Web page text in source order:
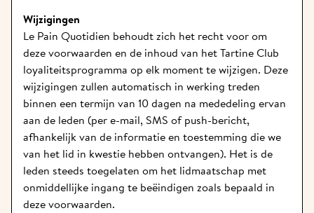
Wijzigingen
Le Pain Quotidien behoudt zich het recht voor om
deze voorwaarden en de inhoud van het Tartine Club
loyaliteitsprogramma op elk moment te wijzigen. Deze
wijzigingen zullen automatisch in werking treden
binnen een termijn van 10 dagen na mededeling ervan
aan de leden (per e-mail, SMS of push-bericht,
afhankelijk van de informatie en toestemming die we
van het lid in kwestie hebben ontvangen). Het is de
leden steeds toegelaten om het lidmaatschap met
onmiddellijke ingang te beëindigen zoals bepaald in
deze voorwaarden.